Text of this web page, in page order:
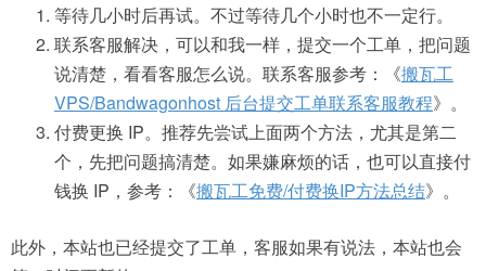
等待几小时后再试。不过等待几个小时也不一定行。
联系客服解决，可以和我一样，提交一个工单，把问题
说清楚，看看客服怎么说。联系客服参考：《搬瓦工
VPS/Bandwagonhost 后台提交工单联系客服教程》。
付费更换 IP。推荐先尝试上面两个方法，尤其是第二
个，先把问题搞清楚。如果嫌麻烦的话，也可以直接付
钱换 IP，参考：《搬瓦工免费/付费换IP方法总结》。
此外，本站也已经提交了工单，客服如果有说法，本站也会